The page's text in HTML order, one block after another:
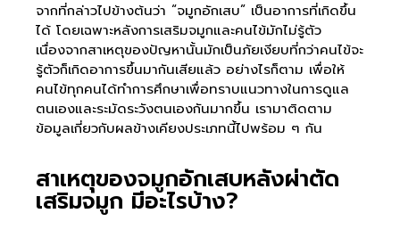
จากที่กล่าวไปข้างต้นว่า “จมูกอักเสบ” เป็นอาการที่เกิดขึ้น
ได้ โดยเฉพาะหลังการเสริมจมูกและคนไข้มักไม่รู้ตัว
เนื่องจากสาเหตุของปัญหานั้นมักเป็นภัยเงียบที่กว่าคนไข้จะ
รู้ตัวก็เกิดอาการขึ้นมากันเสียแล้ว อย่างไรก็ตาม เพื่อให้
คนไข้ทุกคนได้ทำการศึกษาเพื่อทราบแนวทางในการดูแล
ตนเองและระมัดระวังตนเองกันมากขึ้น เรามาติดตาม
ข้อมูลเกี่ยวกับผลข้างเคียงประเภทนี้ไปพร้อม ๆ กัน
สาเหตุของจมูกอักเสบหลังผ่าตัด
เสริมจมูก มีอะไรบ้าง?